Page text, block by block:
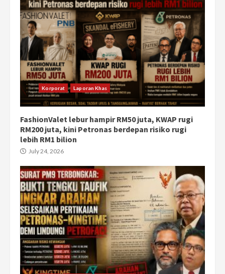
Korporat Laporan Khas
FashionValet lebur hampir RM50 juta, KWAP rugi
RM200 juta, kini Petronas berdepan risiko rugi
lebih RM1 bilion
July 24, 2026